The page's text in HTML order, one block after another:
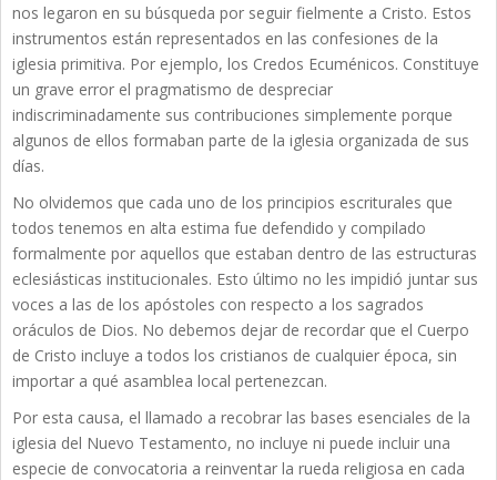
nos legaron en su búsqueda por seguir fielmente a Cristo. Estos
instrumentos están representados en las confesiones de la
iglesia primitiva. Por ejemplo, los Credos Ecuménicos. Constituye
un grave error el pragmatismo de despreciar
indiscriminadamente sus contribuciones simplemente porque
algunos de ellos formaban parte de la iglesia organizada de sus
días.
No olvidemos que cada uno de los principios escriturales que
todos tenemos en alta estima fue defendido y compilado
formalmente por aquellos que estaban dentro de las estructuras
eclesiásticas institucionales. Esto último no les impidió juntar sus
voces a las de los apóstoles con respecto a los sagrados
oráculos de Dios. No debemos dejar de recordar que el Cuerpo
de Cristo incluye a todos los cristianos de cualquier época, sin
importar a qué asamblea local pertenezcan.
Por esta causa, el llamado a recobrar las bases esenciales de la
iglesia del Nuevo Testamento, no incluye ni puede incluir una
especie de convocatoria a reinventar la rueda religiosa en cada